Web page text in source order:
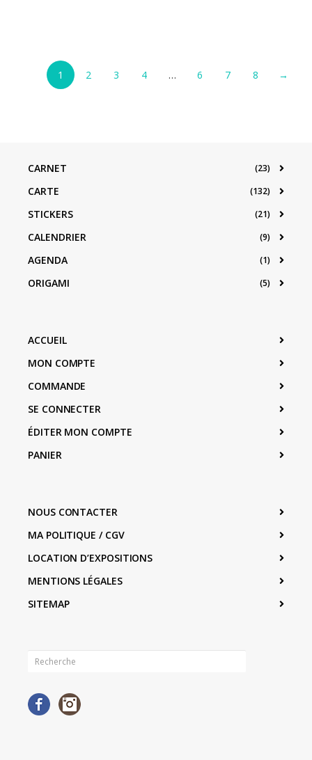
1 2 3 4 … 6 7 8 →
CARNET (23)
CARTE (132)
STICKERS (21)
CALENDRIER (9)
AGENDA (1)
ORIGAMI (5)
ACCUEIL
MON COMPTE
COMMANDE
SE CONNECTER
ÉDITER MON COMPTE
PANIER
NOUS CONTACTER
MA POLITIQUE / CGV
LOCATION D’EXPOSITIONS
MENTIONS LÉGALES
SITEMAP
Facebook